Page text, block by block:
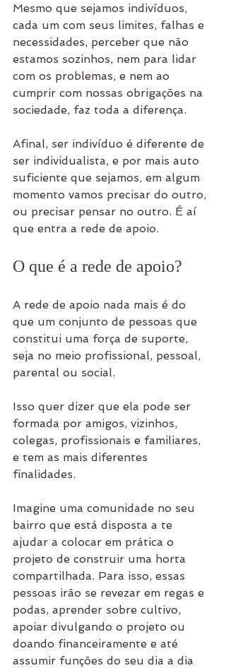
Mesmo que sejamos indivíduos,
cada um com seus limites, falhas e
necessidades, perceber que não
estamos sozinhos, nem para lidar
com os problemas, e nem ao
cumprir com nossas obrigações na
sociedade, faz toda a diferença.
Afinal, ser indivíduo é diferente de
ser individualista, e por mais auto
suficiente que sejamos, em algum
momento vamos precisar do outro,
ou precisar pensar no outro. É aí
que entra a rede de apoio.
O que é a rede de apoio?
A rede de apoio nada mais é do
que um conjunto de pessoas que
constitui uma força de suporte,
seja no meio profissional, pessoal,
parental ou social.
Isso quer dizer que ela pode ser
formada por amigos, vizinhos,
colegas, profissionais e familiares,
e tem as mais diferentes
finalidades.
Imagine uma comunidade no seu
bairro que está disposta a te
ajudar a colocar em prática o
projeto de construir uma horta
compartilhada. Para isso, essas
pessoas irão se revezar em regas e
podas, aprender sobre cultivo,
apoiar divulgando o projeto ou
doando financeiramente e até
assumir funções do seu dia a dia